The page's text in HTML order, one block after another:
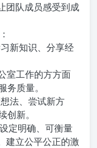
团队成员感受到成
：
新知识、分享经
室工作的方方面
质量。
法、尝试新方
新。
设定明确、可衡量
建立公平公正的激